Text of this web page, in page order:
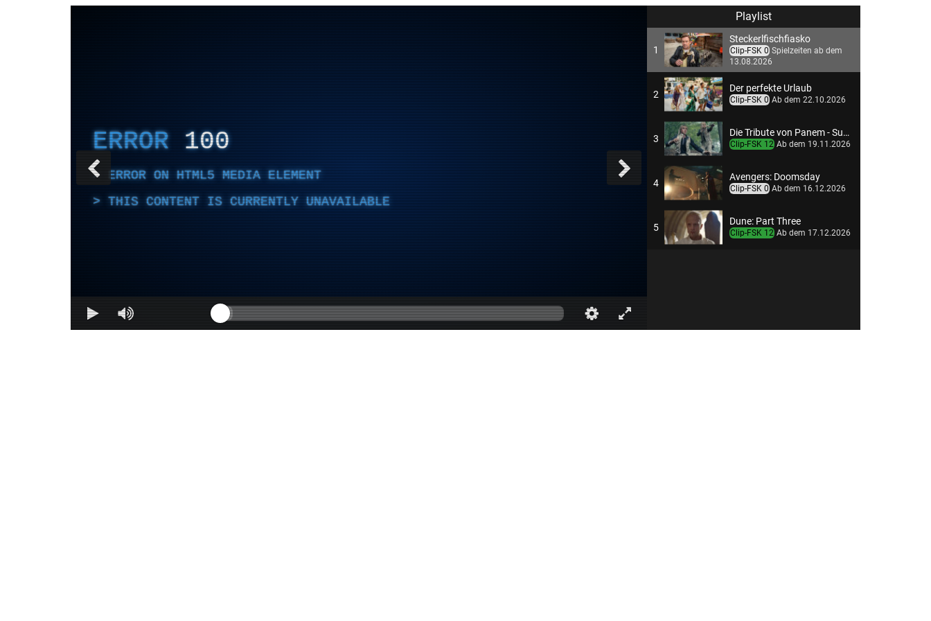
ERROR 100
ERROR ON HTML5 MEDIA ELEMENT
THIS CONTENT IS CURRENTLY UNAVAILABLE
Playlist
1
Steckerlfischfiasko
Clip-FSK 0 Spielzeiten ab dem
13.08.2026
2
Der perfekte Urlaub
Clip-FSK 0 Ab dem 22.10.2026
3
Die Tribute von Panem - Sunrise on the Reaping
Clip-FSK 12 Ab dem 19.11.2026
4
Avengers: Doomsday
Clip-FSK 0 Ab dem 16.12.2026
5
Dune: Part Three
Clip-FSK 12 Ab dem 17.12.2026